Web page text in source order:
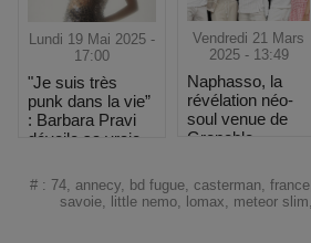
Lundi 19 Mai 2025 -
17:00
"Je suis très
punk dans la vie”
: Barbara Pravi
dévoile sa vraie
Printemps de
Bourges
Vendredi 21 Mars
2025 - 13:49
Naphasso, la
révélation néo-
soul venue de
Grenoble
# : 74 annecy bd fugue casterman france
savoie little nemo lomax meteor slim